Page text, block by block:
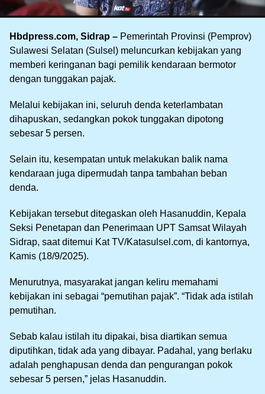
Hbdpress.com, Sidrap – Pemerintah Provinsi (Pemprov)
Sulawesi Selatan (Sulsel) meluncurkan kebijakan yang
memberi keringanan bagi pemilik kendaraan bermotor
dengan tunggakan pajak.
Melalui kebijakan ini, seluruh denda keterlambatan
dihapuskan, sedangkan pokok tunggakan dipotong
sebesar 5 persen.
Selain itu, kesempatan untuk melakukan balik nama
kendaraan juga dipermudah tanpa tambahan beban
denda.
Kebijakan tersebut ditegaskan oleh Hasanuddin, Kepala
Seksi Penetapan dan Penerimaan UPT Samsat Wilayah
Sidrap, saat ditemui Kat TV/Katasulsel.com, di kantornya,
Kamis (18/9/2025).
Menurutnya, masyarakat jangan keliru memahami
kebijakan ini sebagai “pemutihan pajak”. “Tidak ada istilah
pemutihan.
Sebab kalau istilah itu dipakai, bisa diartikan semua
diputihkan, tidak ada yang dibayar. Padahal, yang berlaku
adalah penghapusan denda dan pengurangan pokok
sebesar 5 persen,” jelas Hasanuddin.